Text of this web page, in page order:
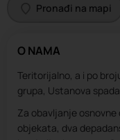
Pronađi na mapi
O NAMA
Teritorijalno, a i po
grupa, Ustanova
Za obavljanje
objekata, dva